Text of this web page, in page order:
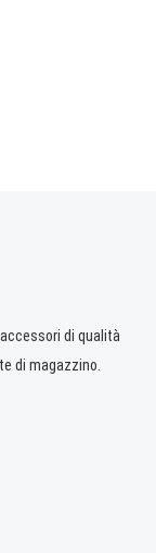
di qualità
di magazzino.